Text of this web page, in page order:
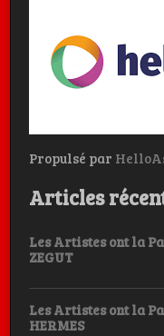
Propulsé par
Articles
Les Artistes ont la
ZEGUT
Les Artistes ont la
HERMES